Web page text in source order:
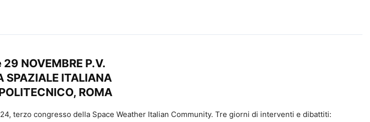
29 NOVEMBRE P.V.
SPAZIALE ITALIANA
ROMA
terzo congresso della Space Weather Italian Community. Tre giorni di interventi e dibattiti: